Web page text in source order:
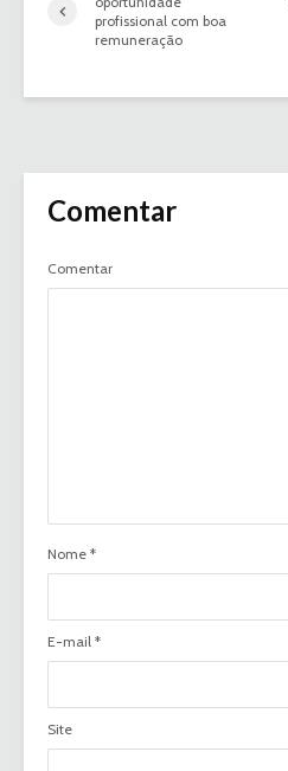
profissional com boa
remuneração
Comentar
Comentar
Nome *
E-mail *
Site